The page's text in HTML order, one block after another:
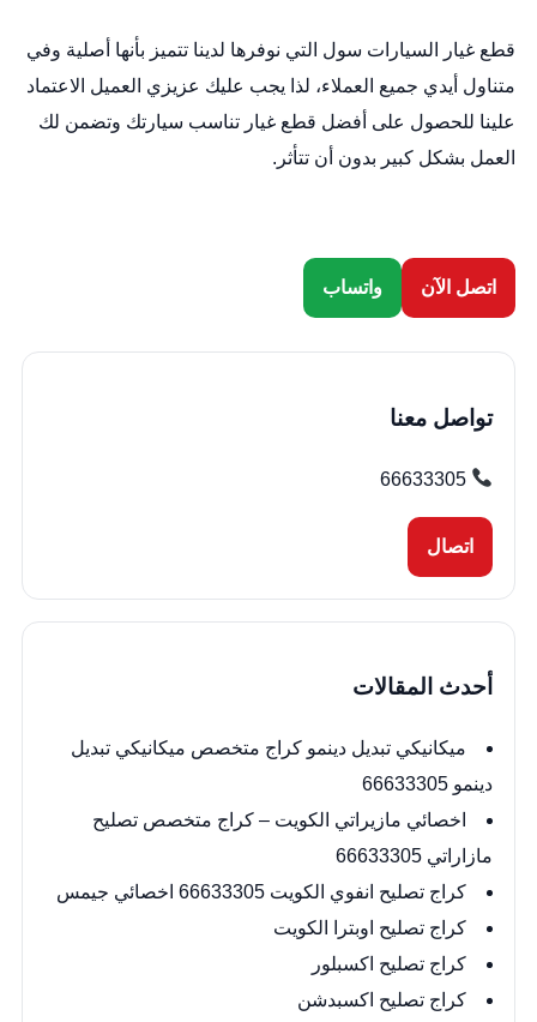
قطع غيار السيارات سول التي نوفرها لدينا تتميز بأنها أصلية وفي
متناول أيدي جميع العملاء، لذا يجب عليك عزيزي العميل الاعتماد
علينا للحصول على أفضل قطع غيار تناسب سيارتك وتضمن لك
العمل بشكل كبير بدون أن تتأثر.
اتصل الآن واتساب
تواصل معنا
66633305
اتصال
أحدث المقالات
ميكانيكي تبديل دينمو كراج متخصص ميكانيكي تبديل
دينمو 66633305
اخصائي مازيراتي الكويت – كراج متخصص تصليح
مازاراتي 66633305
كراج تصليح انفوي الكويت 66633305 اخصائي جيمس
كراج تصليح اوبترا الكويت
كراج تصليح اكسبلور
كراج تصليح اكسبدشن